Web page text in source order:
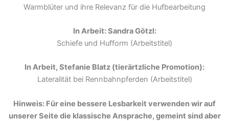
Warmblüter und ihre Relevanz für die Hufbearbeitung
In Arbeit: Sandra Götzl:
Schiefe und Hufform (Arbeitstitel)
In Arbeit, Stefanie Blatz (tierärtzliche Promotion):
Lateralität bei Rennbahnpferden (Arbeitstitel)
Hinweis: Für eine bessere Lesbarkeit verwenden wir auf
unserer Seite die klassische Ansprache, gemeint sind aber